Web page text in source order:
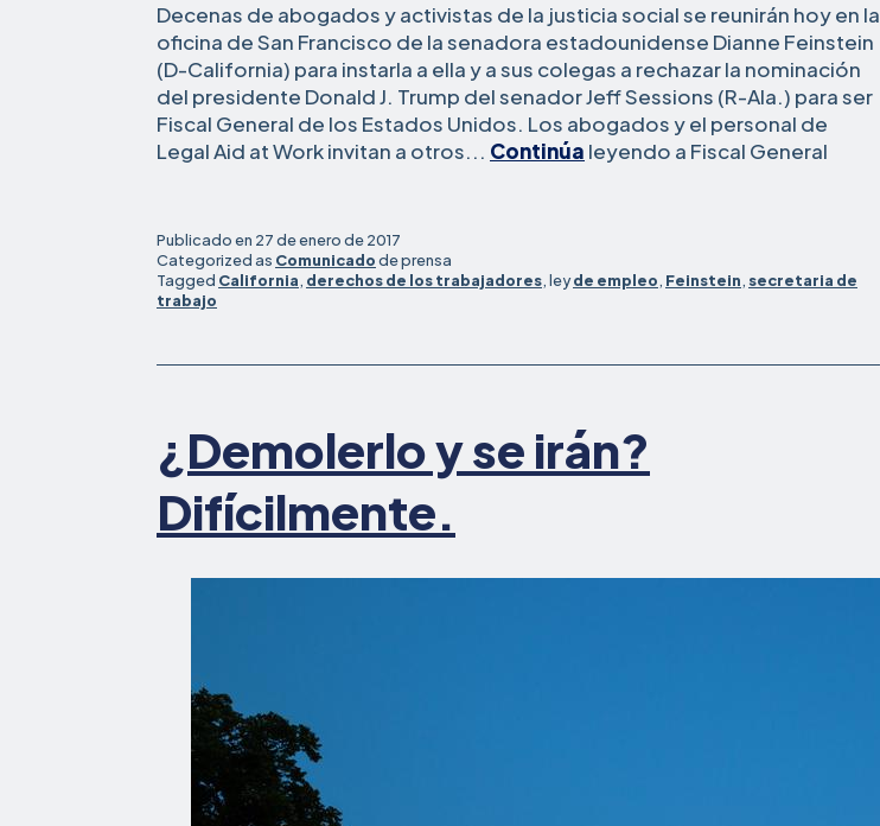
Decenas de abogados y activistas de la justicia social se reunirán hoy en la
oficina de San Francisco de la senadora estadounidense Dianne Feinstein
(D-California) para instarla a ella y a sus colegas a rechazar la nominación
del presidente Donald J. Trump del senador Jeff Sessions (R-Ala.) para ser
Fiscal General de los Estados Unidos. Los abogados y el personal de
Legal Aid at Work invitan a otros... Continúa leyendo Abogados
social
rechazar
a Fiscal General
Publicado en 27 de enero de 2017
Categorized as Comunicadode prensa
Tagged California, derechos de los trabajadores, leyde empleo, Feinstein, secretaria de
trabajo
¿Demolerlo y se irán?
Difícilmente.